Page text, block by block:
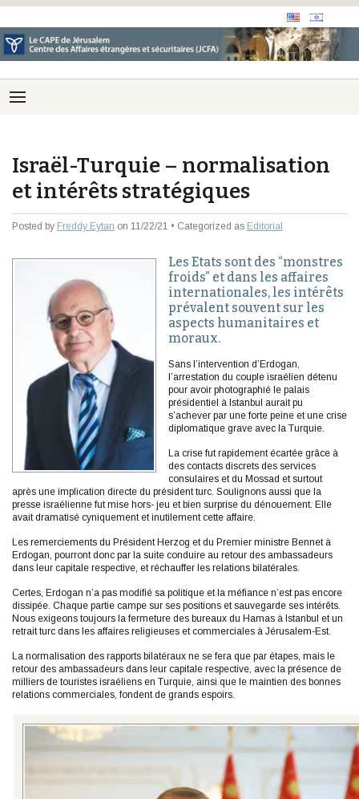
Israël-Turquie – normalisation
et intérêts stratégiques
Posted by Freddy Eytan on 11/22/21 • Categorized as Editorial
Les Etats sont des “monstres
froids” et dans les affaires
internationales, les intérêts
prévalent souvent sur les
aspects humanitaires et
moraux.
Sans l’intervention d’Erdogan,
l’arrestation du couple israélien détenu
pour avoir photographié le palais
présidentiel à Istanbul aurait pu
s’achever par une forte peine et une crise
diplomatique grave avec la Turquie.
La crise fut rapidement écartée grâce à
des contacts discrets des services
consulaires et du Mossad et surtout
après une implication directe du président turc. Soulignons aussi que la
presse israélienne fut mise hors- jeu et bien surprise du dénouement. Elle
avait dramatisé cyniquement et inutilement cette affaire.
Les remerciements du Président Herzog et du Premier ministre Bennet à
Erdogan, pourront donc par la suite conduire au retour des ambassadeurs
dans leur capitale respective, et réchauffer les relations bilatérales.
Certes, Erdogan n’a pas modifié sa politique et la méfiance n’est pas encore
dissipée. Chaque partie campe sur ses positions et sauvegarde ses intérêts.
Nous exigeons toujours la fermeture des bureaux du Hamas à Istanbul et un
retrait turc dans les affaires religieuses et commerciales à Jérusalem-Est.
La normalisation des rapports bilatéraux ne se fera que par étapes, mais le
retour des ambassadeurs dans leur capitale respective, avec la présence de
milliers de touristes israéliens en Turquie, ainsi que le maintien des bonnes
relations commerciales, fondent de grands espoirs.